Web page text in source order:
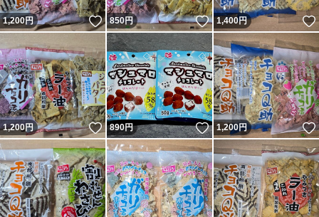
1,200円 いいね！
850円 いいね！
1,400円
1,200円 いいね！
890円 いいね！
1,200円